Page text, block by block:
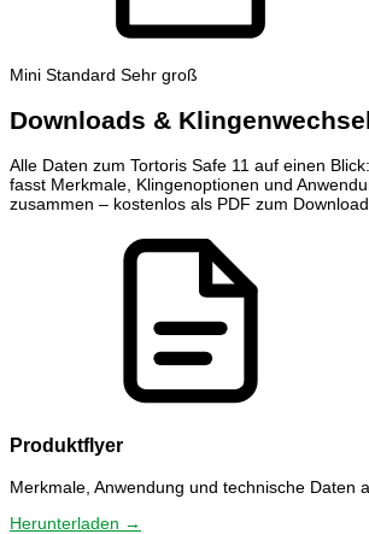
Mini Standard Sehr groß
Downloads &
Alle Daten zum Tortoris Safe 11 auf einen
fasst Merkmale, Klingenoptionen und
zusammen – kostenlos als PDF zum Download.
Produktflyer
Merkmale, Anwendung und technische Daten
Herunterladen →